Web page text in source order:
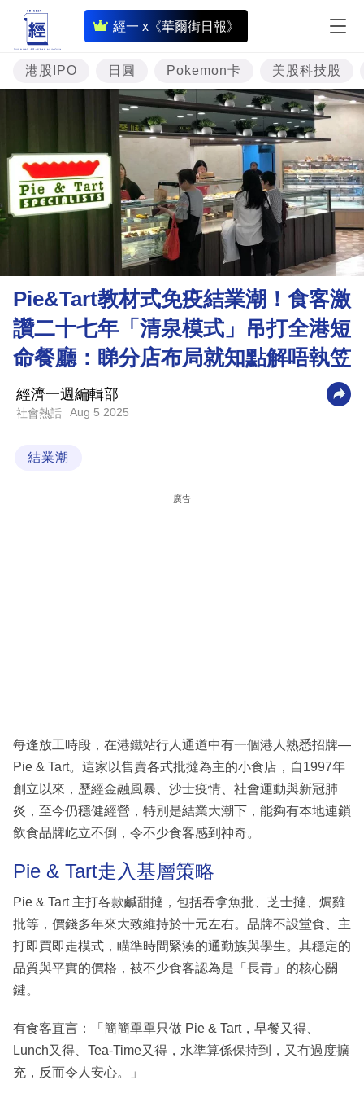
經一 x《華爾街日報》
即
時
財
經
資
理
財
商
業
科
技
港股IPO 日圓 Pokemon卡 美股科技股
Pie&Tart教材式免疫結業潮！食客激
讚二十七年「清泉模式」吊打全港短
命餐廳：睇分店布局就知點解唔執笠
經濟一週編輯部
社會熱話 Aug 5 2025
結業潮
廣告
每逢放工時段，在港鐵站行人通道中有一個港人熟悉招牌—
Pie & Tart。這家以售賣各式批撻為主的小食店，自1997年
創立以來，歷經金融風暴、沙士疫情、社會運動與新冠肺
炎，至今仍穩健經營，特別是結業大潮下，能夠有本地連鎖
飲食品牌屹立不倒，令不少食客感到神奇。
Pie & Tart走入基層策略
Pie & Tart 主打各款鹹甜撻，包括吞拿魚批、芝士撻、焗雞
批等，價錢多年來大致維持於十元左右。品牌不設堂食、主
打即買即走模式，瞄準時間緊湊的通勤族與學生。其穩定的
品質與平實的價格，被不少食客認為是「長青」的核心關
鍵。
有食客直言：「簡簡單單只做 Pie & Tart，早餐又得、
Lunch又得、Tea-Time又得，水準算係保持到，又冇過度擴
充，反而令人安心。」